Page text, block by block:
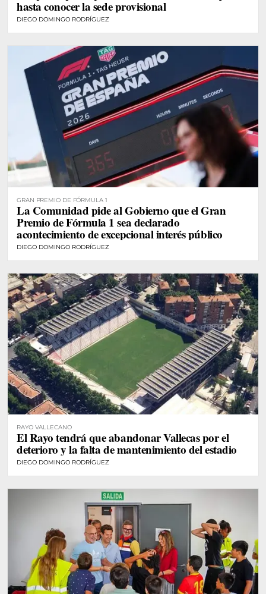
hasta conocer la sede provisional
DIEGO DOMINGO RODRÍGUEZ
GRAN PREMIO DE FÓRMULA 1
La Comunidad pide al Gobierno que el Gran
Premio de Fórmula 1 sea declarado
acontecimiento de excepcional interés público
DIEGO DOMINGO RODRÍGUEZ
RAYO VALLECANO
El Rayo tendrá que abandonar Vallecas por el
deterioro y la falta de mantenimiento del estadio
DIEGO DOMINGO RODRÍGUEZ